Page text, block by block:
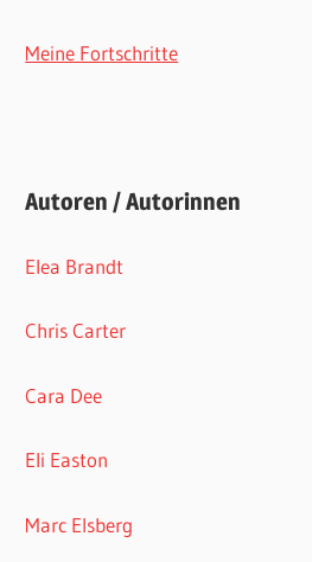
Meine Fortschritte
Autoren / Autorinnen
Elea Brandt
Chris Carter
Cara Dee
Eli Easton
Marc Elsberg